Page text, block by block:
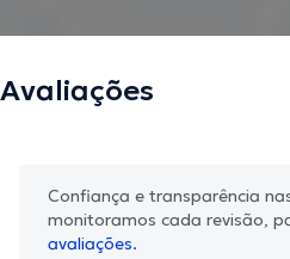
Avaliações
Confiança e transparência
monitoramos cada revisão,
avaliações.